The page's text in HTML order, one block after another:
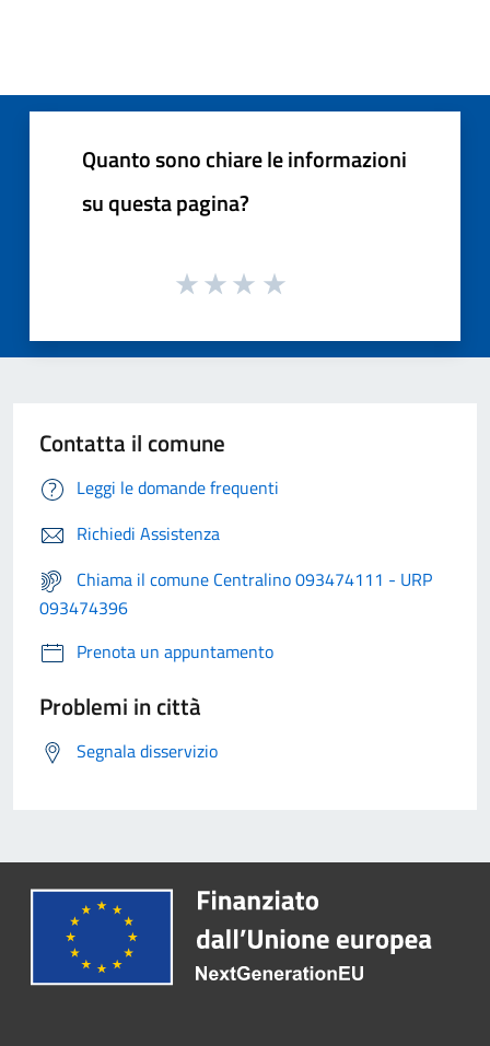
Quanto sono chiare le informazioni
su questa pagina?
Contatta il comune
Leggi le domande frequenti
Richiedi Assistenza
Chiama il comune Centralino 093474111 - URP
093474396
Prenota un appuntamento
Problemi in città
Segnala disservizio